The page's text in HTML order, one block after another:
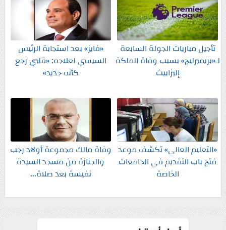
تأجيل مباريات الجولة السابعة
لـ«بريميرليج» بسبب وفاة الملكة
إليزابيث
«فايز» بعد استجابة الرئيس
السيسي لعلاجه: «قلبي رجع
كأنه جديد»
«التعليم العالى» تكشف موعد
فتح باب التقديم فى الجامعات
الخاصة
وفاة مالك مجموعة أولاد رجب
والجنازة من مسجد السيدة
نفيسة بعد صلاة...